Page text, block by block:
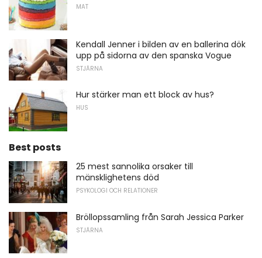
MAT
Kendall Jenner i bilden av en ballerina dök
upp på sidorna av den spanska Vogue
STJÄRNA
Hur stärker man ett block av hus?
HUS
Best posts
25 mest sannolika orsaker till
mänsklighetens död
PSYKOLOGI OCH RELATIONER
Bröllopssamling från Sarah Jessica Parker
STJÄRNA